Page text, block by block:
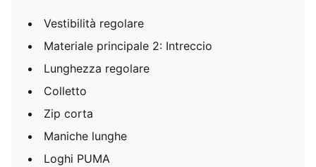
Vestibilità regolare
Materiale principale 2: Intreccio
Lunghezza regolare
Colletto
Zip corta
Maniche lunghe
Loghi PUMA